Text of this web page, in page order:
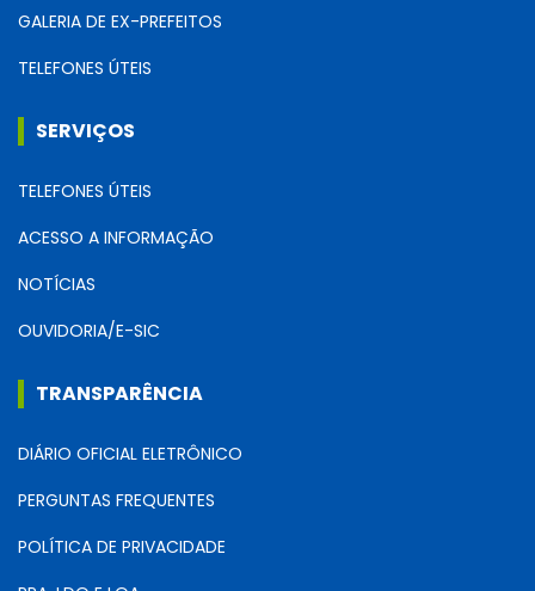
GALERIA DE EX-PREFEITOS
TELEFONES ÚTEIS
SERVIÇOS
TELEFONES ÚTEIS
ACESSO A INFORMAÇÃO
NOTÍCIAS
OUVIDORIA/E-SIC
TRANSPARÊNCIA
DIÁRIO OFICIAL ELETRÔNICO
PERGUNTAS FREQUENTES
POLÍTICA DE PRIVACIDADE